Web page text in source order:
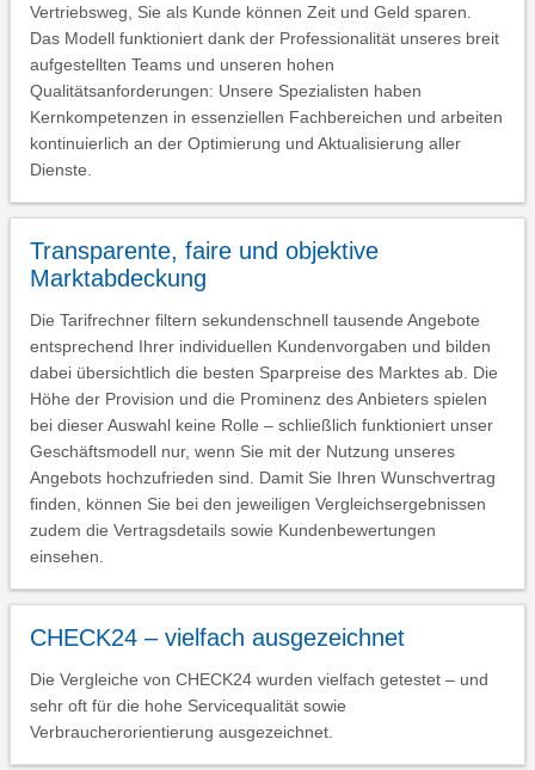
Vertriebsweg, Sie als Kunde können Zeit und Geld sparen.
Das Modell funktioniert dank der Professionalität unseres breit
aufgestellten Teams und unseren hohen
Qualitätsanforderungen: Unsere Spezialisten haben
Kernkompetenzen in essenziellen Fachbereichen und arbeiten
kontinuierlich an der Optimierung und Aktualisierung aller
Dienste.
Transparente, faire und objektive
Marktabdeckung
Die Tarifrechner filtern sekundenschnell tausende Angebote
entsprechend Ihrer individuellen Kundenvorgaben und bilden
dabei übersichtlich die besten Sparpreise des Marktes ab. Die
Höhe der Provision und die Prominenz des Anbieters spielen
bei dieser Auswahl keine Rolle – schließlich funktioniert unser
Geschäftsmodell nur, wenn Sie mit der Nutzung unseres
Angebots hochzufrieden sind. Damit Sie Ihren Wunschvertrag
finden, können Sie bei den jeweiligen Vergleichsergebnissen
zudem die Vertragsdetails sowie Kundenbewertungen
einsehen.
CHECK24 – vielfach ausgezeichnet
Die Vergleiche von CHECK24 wurden vielfach getestet – und
sehr oft für die hohe Servicequalität sowie
Verbraucherorientierung ausgezeichnet.